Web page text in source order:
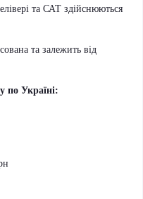
та САТ здійснюються
та залежить від
по Україні: